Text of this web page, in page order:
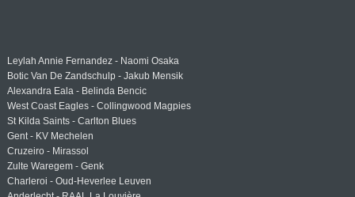
Leylah Annie Fernandez - Naomi Osaka
Botic Van De Zandschulp - Jakub Mensik
Alexandra Eala - Belinda Bencic
West Coast Eagles - Collingwood Magpies
St Kilda Saints - Carlton Blues
Gent - KV Mechelen
Cruzeiro - Mirassol
Zulte Waregem - Genk
Charleroi - Oud-Heverlee Leuven